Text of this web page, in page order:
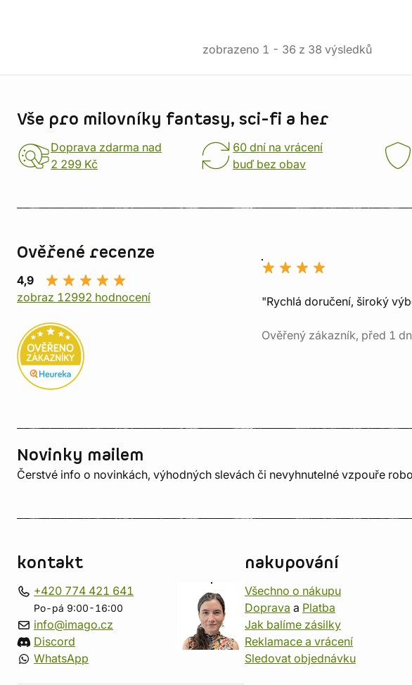
zobrazeno 1 - 36 z 38 výsledků
Vše pro milovníky fantasy, sci-fi a her
Doprava zdarma nad
2 299 Kč
60 dní na vrácení
buď bez obav
Ověřené recenze
4,9
zobraz 12992 hodnocení
"Rychlá doručení, široký
Ověřený zákazník, před 1
Novinky mailem
Čerstvé info o novinkách, výhodných slevách či nevyhnutelné vzpouře
kontakt
+420 774 421 641
Po-pá 9:00-16:00
info@imago.cz
Discord
WhatsApp
nakupování
Všechno o nákupu
Doprava a Platba
Jak balíme zásilky
Reklamace a vrácení
Sledovat objednávku